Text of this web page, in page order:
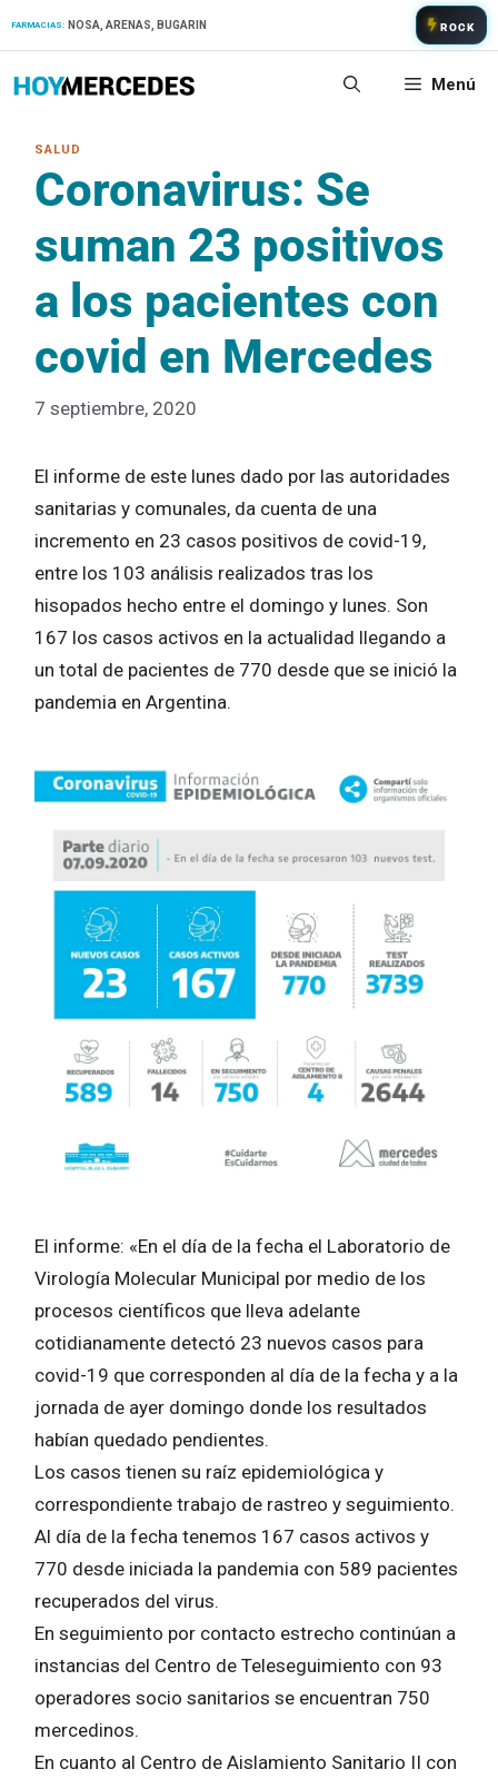
FARMACIAS: NOSA, ARENAS, BUGARIN ROCK
Menú
Coronavirus: Se
suman 23 positivos
a los pacientes con
covid en Mercedes
7 septiembre, 2020
El informe de este lunes dado por las autoridades
sanitarias y comunales, da cuenta de una
incremento en 23 casos positivos de covid-19,
entre los 103 análisis realizados tras los
hisopados hecho entre el domingo y lunes. Son
167 los casos activos en la actualidad llegando a
un total de pacientes de 770 desde que se inició la
pandemia en Argentina.
El informe: «En el día de la fecha el Laboratorio de
Virología Molecular Municipal por medio de los
procesos científicos que lleva adelante
cotidianamente detectó 23 nuevos casos para
covid-19 que corresponden al día de la fecha y a la
jornada de ayer domingo donde los resultados
habían quedado pendientes.
Los casos tienen su raíz epidemiológica y
correspondiente trabajo de rastreo y seguimiento.
Al día de la fecha tenemos 167 casos activos y
770 desde iniciada la pandemia con 589 pacientes
recuperados del virus.
En seguimiento por contacto estrecho continúan a
instancias del Centro de Teleseguimiento con 93
operadores socio sanitarios se encuentran 750
mercedinos.
En cuanto al Centro de Aislamiento Sanitario II con